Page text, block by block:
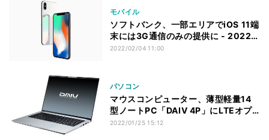
モバイル
ソフトバンク、一部エリアでiOS 11端
末には3G通信のみの提供に - 2022年
4月以降
2022/02/04 11:00
パソコン
マウスコンピューター、薄型軽量14
型ノートPC「DAIV 4P」にLTEオプ
ションを追加
2022/01/25 15:12